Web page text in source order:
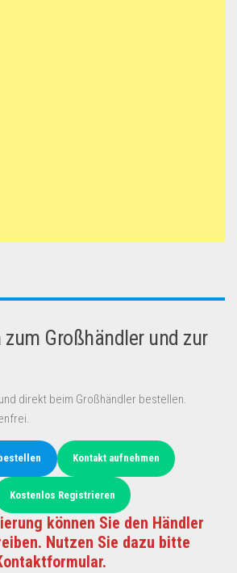
Großhändler und zur
direkt beim Großhändler bestellen.
Kontakt aufnehmen
Kostenlos Registrieren
können Sie den Händler
Nutzen Sie dazu bitte